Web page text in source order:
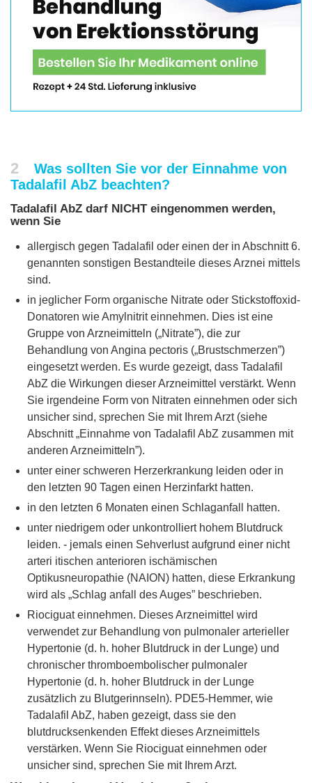
2
Was sollten Sie vor der Einnahme von
Tadalafil AbZ beachten?
Tadalafil AbZ darf NICHT eingenommen werden,
wenn Sie
allergisch gegen Tadalafil oder einen der in Abschnitt 6.
genannten sonstigen Bestandteile dieses Arznei mittels
sind.
in jeglicher Form organische Nitrate oder Stickstoffoxid-
Donatoren wie Amylnitrit einnehmen. Dies ist eine
Gruppe von Arzneimitteln („Nitrate”), die zur
Behandlung von Angina pectoris („Brustschmerzen”)
eingesetzt werden. Es wurde gezeigt, dass Tadalafil
AbZ die Wirkungen dieser Arzneimittel verstärkt. Wenn
Sie irgendeine Form von Nitraten einnehmen oder sich
unsicher sind, sprechen Sie mit Ihrem Arzt (siehe
Abschnitt „Einnahme von Tadalafil AbZ zusammen mit
anderen Arzneimitteln”).
unter einer schweren Herzerkrankung leiden oder in
den letzten 90 Tagen einen Herzinfarkt hatten.
in den letzten 6 Monaten einen Schlaganfall hatten.
unter niedrigem oder unkontrolliert hohem Blutdruck
leiden. - jemals einen Sehverlust aufgrund einer nicht
arteri itischen anterioren ischämischen
Optikusneuropathie (NAION) hatten, diese Erkrankung
wird als „Schlag anfall des Auges” beschrieben.
Riociguat einnehmen. Dieses Arzneimittel wird
verwendet zur Behandlung von pulmonaler arterieller
Hypertonie (d. h. hoher Blutdruck in der Lunge) und
chronischer thromboembolischer pulmonaler
Hypertonie (d. h. hoher Blutdruck in der Lunge
zusätzlich zu Blutgerinnseln). PDE5-Hemmer, wie
Tadalafil AbZ, haben gezeigt, dass sie den
blutdrucksenkenden Effekt dieses Arzneimittels
verstärken. Wenn Sie Riociguat einnehmen oder
unsicher sind, sprechen Sie mit Ihrem Arzt.